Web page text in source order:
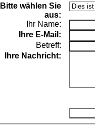
Bitte wählen Sie
aus:
Ihr Name:
IhreE-Mail:
Betreff:
Ihre Nachricht: